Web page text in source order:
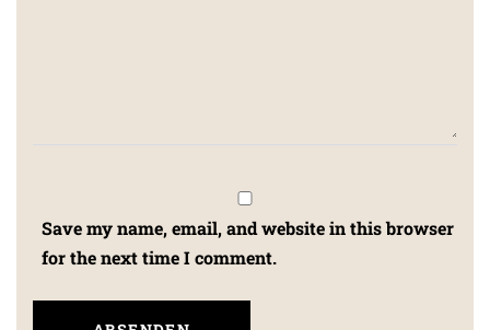
Save my name, email, and website in this browser
for the next time I comment.